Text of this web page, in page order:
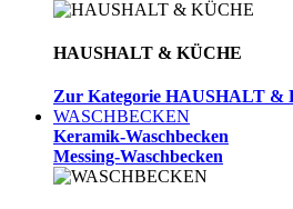
HAUSHALT & KÜCHE
Zur Kategorie HAUSHALT &
WASCHBECKEN
Keramik-Waschbecken
Messing-Waschbecken